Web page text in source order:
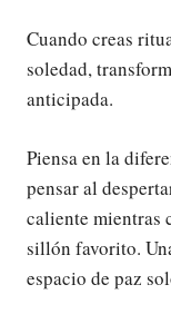
Cuando creas
soledad,
anticipada.
Piensa en la
pensar al
caliente mientras
sillón favorito.
espacio de paz